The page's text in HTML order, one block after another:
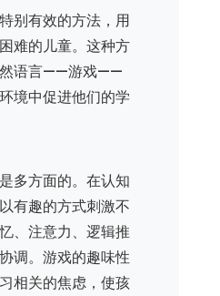
别有效的方法，用
难的儿童。这种方
然语言——游戏——
境中促进他们的学
多方面的。在认知
有趣的方式刺激不
、注意力、逻辑推
调。游戏的趣味性
相关的焦虑，使孩